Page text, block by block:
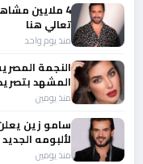
4 ملايين
تعالي هنا
منذ يوم واحد
النجمة
المشهد
منذ يومين
سامو زين
لألبومه الجديد
منذ يومين